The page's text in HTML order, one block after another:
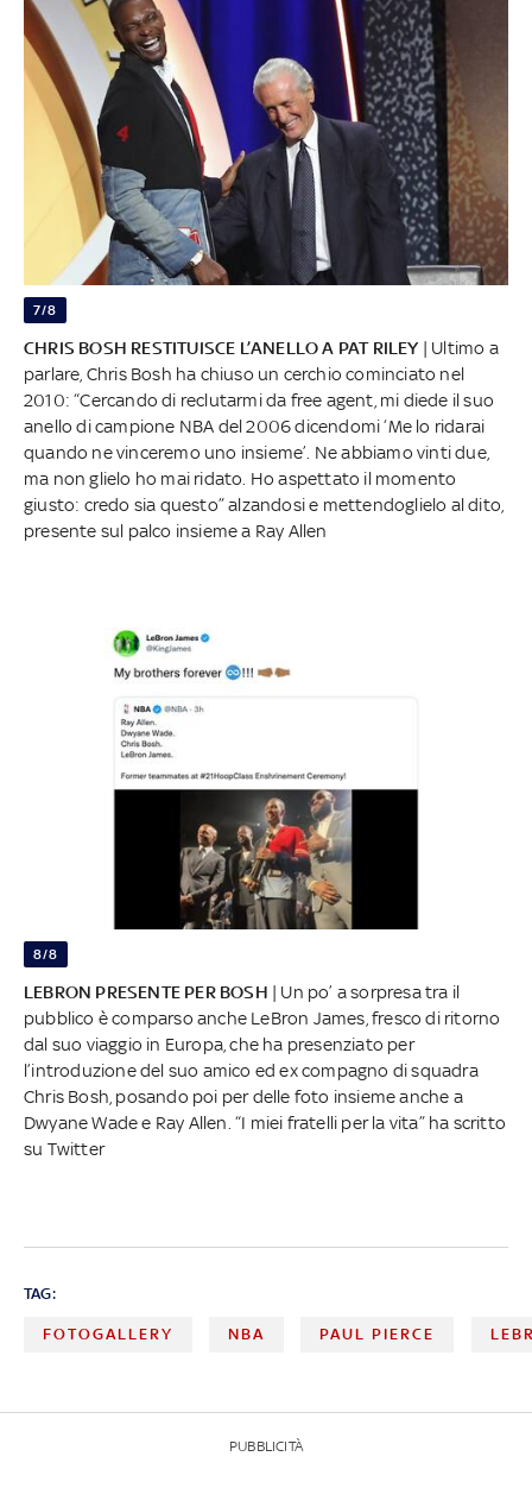
7/8
CHRIS BOSH RESTITUISCE L’ANELLO A PAT RILEY | Ultimo a
parlare, Chris Bosh ha chiuso un cerchio cominciato nel
2010: “Cercando di reclutarmi da free agent, mi diede il suo
anello di campione NBA del 2006 dicendomi ‘Me lo ridarai
quando ne vinceremo uno insieme’. Ne abbiamo vinti due,
ma non glielo ho mai ridato. Ho aspettato il momento
giusto: credo sia questo” alzandosi e mettendoglielo al dito,
presente sul palco insieme a Ray Allen
8/8
LEBRON PRESENTE PER BOSH | Un po’ a sorpresa tra il
pubblico è comparso anche LeBron James, fresco di ritorno
dal suo viaggio in Europa, che ha presenziato per
l’introduzione del suo amico ed ex compagno di squadra
Chris Bosh, posando poi per delle foto insieme anche a
Dwyane Wade e Ray Allen. “I miei fratelli per la vita” ha scritto
su Twitter
TAG:
FOTOGALLERY NBA PAUL PIERCE
PUBBLICITÀ